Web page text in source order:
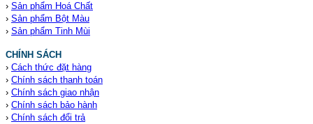
› Sản phẩm Hoá Chất
› Sản phẩm Bột Màu
› Sản phẩm Tinh Mùi
CHÍNH SÁCH
› Cách thức đặt hàng
› Chính sách thanh toán
› Chính sách giao nhận
› Chính sách bảo hành
› Chính sách đổi trả